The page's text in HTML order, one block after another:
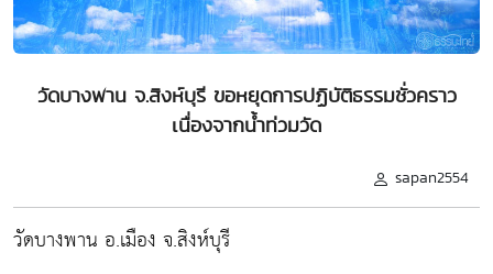
วัดบางพาน จ.สิงห์บุรี ขอหยุดการปฏิบัติธรรมชั่วคราว
เนื่องจากน้ำท่วมวัด
sapan2554
วัดบางพาน อ.เมือง จ.สิงห์บุรี